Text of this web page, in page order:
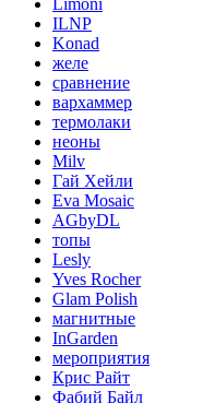
ILNP
Konad
желе
сравнение
вархаммер
термолаки
неоны
Milv
Гай Хейли
Eva Mosaic
AGbyDL
топы
Lesly
Yves Rocher
Glam Polish
магнитные
InGarden
мероприятия
Крис Райт
Фабий Байл